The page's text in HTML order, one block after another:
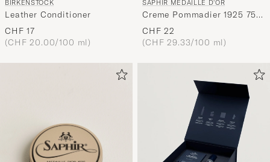
BIRKENSTOCK
Leather Conditioner
CHF 17
(CHF 20.00/100 ml)
SAPHIR MEDAILLE D'OR
Creme Pommadier 1925 75
ml Parisien Brown
CHF 22
(CHF 29.33/100 ml)